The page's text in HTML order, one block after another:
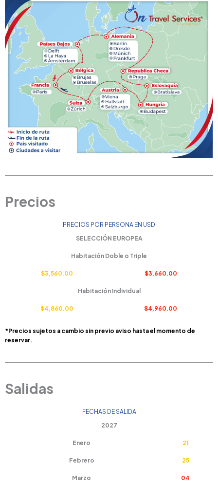
Precios
PRECIOS POR PERSONA EN USD
SELECCIÓN EUROPEA
Habitación Doble o Triple
$3,560.00 $3,660.00
Habitación Individual
$4,860.00 $4,960.00
*Precios sujetos a cambio sin previo aviso hasta el momento de
reservar.
Salidas
FECHAS DE SALIDA
2027
Enero 21
Febrero 25
Marzo 04